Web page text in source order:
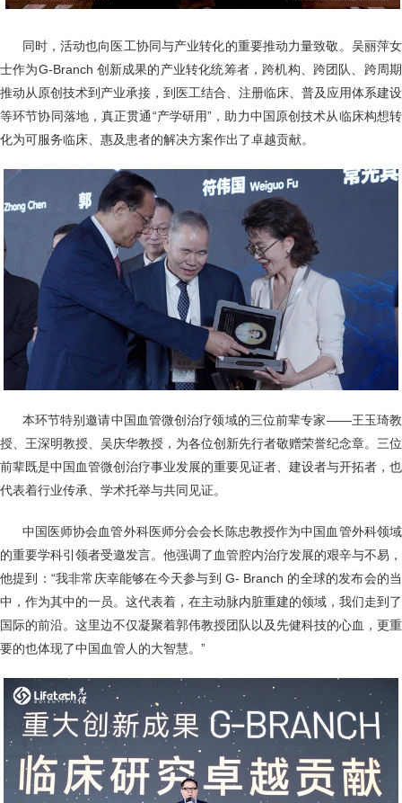
同时，活动也向医工协同与产业转化的重要推动力量致敬。吴丽萍女
士作为G-Branch 创新成果的产业转化统筹者，跨机构、跨团队、跨周期
推动从原创技术到产业承接，到医工结合、注册临床、普及应用体系建设
等环节协同落地，真正贯通“产学研用”，助力中国原创技术从临床构想转
化为可服务临床、惠及患者的解决方案作出了卓越贡献。
本环节特别邀请中国血管微创治疗领域的三位前辈专家——王玉琦教
授、王深明教授、吴庆华教授，为各位创新先行者敬赠荣誉纪念章。三位
前辈既是中国血管微创治疗事业发展的重要见证者、建设者与开拓者，也
代表着行业传承、学术托举与共同见证。
中国医师协会血管外科医师分会会长陈忠教授作为中国血管外科领域
的重要学科引领者受邀发言。他强调了血管腔内治疗发展的艰辛与不易，
他提到：“我非常庆幸能够在今天参与到 G- Branch 的全球的发布会的当
中，作为其中的一员。这代表着，在主动脉内脏重建的领域，我们走到了
国际的前沿。这里边不仅凝聚着郭伟教授团队以及先健科技的心血，更重
要的也体现了中国血管人的大智慧。”